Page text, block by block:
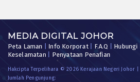
MEDIA DIGITAL JOHOR
Peta Laman Info Korporat| F.A.Q Hubungi
Keselamatan
Penyataan Penafian
Hakcipta Terpelihara © 2026 Kerajaan Negeri Johor |
Jumlah Pengunjung: